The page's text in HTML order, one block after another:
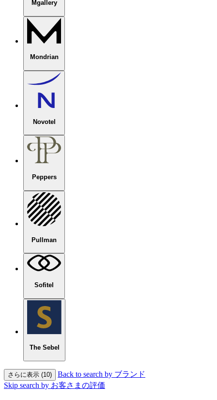
Mgallery
Mondrian
Novotel
Peppers
Pullman
Sofitel
The Sebel
さらに表示 (10)
Back to search by ブランド
Skip search by お客さまの評価